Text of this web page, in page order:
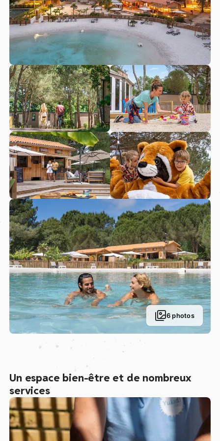
6 photos
Un espace bien-être et de nombreux
services